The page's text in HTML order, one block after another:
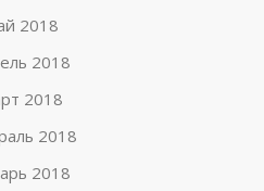
2018
2018
2018
2018
2018